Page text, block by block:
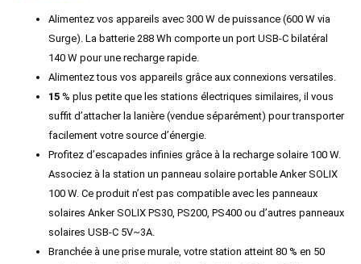
Alimentez vos appareils avec 300 W de puissance (600 W via
Surge). La batterie 288 Wh comporte un port USB-C bilatéral
140 W pour une recharge rapide.
Alimentez tous vos appareils grâce aux connexions versatiles.
15 % plus petite que les stations électriques similaires, il vous
suffit d’attacher la lanière (vendue séparément) pour transporter
facilement votre source d’énergie.
Profitez d’escapades infinies grâce à la recharge solaire 100 W.
Associez à la station un panneau solaire portable Anker SOLIX
100 W. Ce produit n’est pas compatible avec les panneaux
solaires Anker SOLIX PS30, PS200, PS400 ou d’autres panneaux
solaires USB-C 5V~3A.
Branchée à une prise murale, votre station atteint 80 % en 50